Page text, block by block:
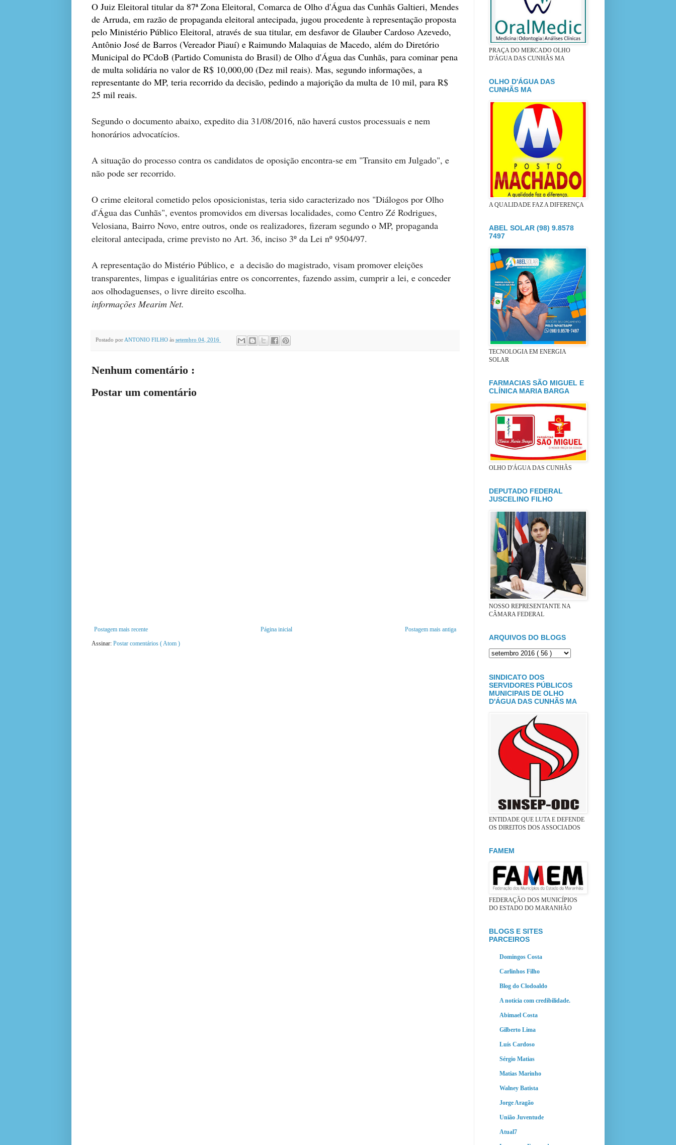
O Juiz Eleitoral titular da 87ª Zona Eleitoral, Comarca de Olho d'Água das Cunhãs Galtieri, Mendes
de Arruda, em razão de propaganda eleitoral antecipada, jugou procedente à representação proposta
pelo Ministério Público Eleitoral, através de sua titular, em desfavor de Glauber Cardoso Azevedo,
Antônio José de Barros (Vereador Piauí) e Raimundo Malaquias de Macedo, além do Diretório
Municipal do PCdoB (Partido Comunista do Brasil) de Olho d'Água das Cunhãs, para cominar pena
de multa solidária no valor de R$ 10,000,00 (Dez mil reais). Mas, segundo informações, a
representante do MP, teria recorrido da decisão, pedindo a majorição da multa de 10 mil, para R$
25 mil reais.
Segundo o documento abaixo, expedito dia 31/08/2016, não haverá custos processuais e nem
honorários advocatícios.
A situação do processo contra os candidatos de oposição encontra-se em "Transito em Julgado", e
não pode ser recorrido.
O crime eleitoral cometido pelos oposicionistas, teria sido caracterizado nos "Diálogos por Olho
d'Água das Cunhãs", eventos promovidos em diversas localidades, como Centro Zé Rodrigues,
Velosiana, Bairro Novo, entre outros, onde os realizadores, fizeram segundo o MP, propaganda
eleitoral antecipada, crime previsto no Art. 36, inciso 3º da Lei nº 9504/97.
A representação do Mistério Público, e a decisão do magistrado, visam promover eleições
transparentes, limpas e igualitárias entre os concorrentes, fazendo assim, cumprir a lei, e conceder
aos olhodaguenses, o livre direito escolha.
informações Mearim Net.
Postado por ANTONIO FILHO às setembro 04, 2016
Nenhum comentário :
Postar um comentário
Postagem mais recente Postagem mais antiga
Página inicial
Assinar: Postar comentários ( Atom )
PRAÇA DO MERCADO OLHO
D'ÁGUA DAS CUNHÃS MA
OLHO D'ÁGUA DAS
CUNHÃS MA
A QUALIDADE FAZ A DIFERENÇA
ABEL SOLAR (98) 9.8578
7497
TECNOLOGIA EM ENERGIA
SOLAR
FARMACIAS SÃO MIGUEL E
CLÍNICA MARIA BARGA
OLHO D'ÁGUA DAS CUNHÃS
DEPUTADO FEDERAL
JUSCELINO FILHO
NOSSO REPRESENTANTE NA
CÂMARA FEDERAL
ARQUIVOS DO BLOGS
SINDICATO DOS
SERVIDORES PÚBLICOS
MUNICIPAIS DE OLHO
D'ÁGUA DAS CUNHÃS MA
ENTIDADE QUE LUTA E DEFENDE
OS DIREITOS DOS ASSOCIADOS
FAMEM
FEDERAÇÃO DOS MUNICÍPIOS
DO ESTADO DO MARANHÃO
BLOGS E SITES
PARCEIROS
Domingos Costa
Carlinhos Filho
Blog do Clodoaldo
A noticia com credibilidade.
Abimael Costa
Gilberto Lima
Luís Cardoso
Sérgio Matias
Matias Marinho
Walney Batista
Jorge Aragão
União Juventude
Atual7